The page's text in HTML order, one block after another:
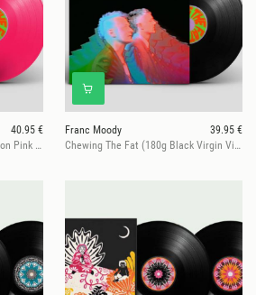
40.95 €
Chewing The Fat (180g Hot Neon Pink Vinyl)
Franc Moody
39.95 €
Chewing The Fat (180g Black Virgin Vinyl)